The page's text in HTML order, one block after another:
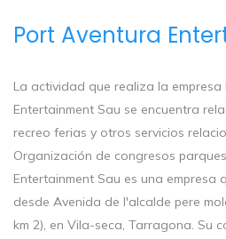
Port Aventura
La actividad que realiza la empresa
Entertainment Sau se encuentra
recreo ferias y otros servicios
Organización de congresos
Entertainment Sau es una empresa
desde Avenida de l'alcalde pere
km 2), en Vila-seca, Tarragona. Su